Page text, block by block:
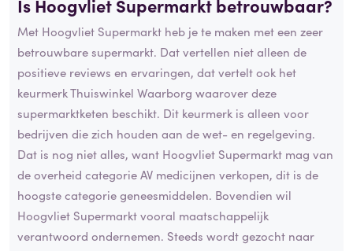
Is Hoogvliet Supermarkt betrouwbaar?
Met Hoogvliet Supermarkt heb je te maken met een zeer
betrouwbare supermarkt. Dat vertellen niet alleen de
positieve reviews en ervaringen, dat vertelt ook het
keurmerk Thuiswinkel Waarborg waarover deze
supermarktketen beschikt. Dit keurmerk is alleen voor
bedrijven die zich houden aan de wet- en regelgeving.
Dat is nog niet alles, want Hoogvliet Supermarkt mag van
de overheid categorie AV medicijnen verkopen, dit is de
hoogste categorie geneesmiddelen. Bovendien wil
Hoogvliet Supermarkt vooral maatschappelijk
verantwoord ondernemen. Steeds wordt gezocht naar